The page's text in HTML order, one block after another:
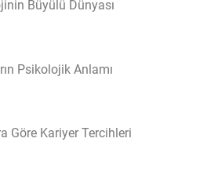
Büyülü Dünyası
Psikolojik Anlamı
Göre Kariyer Tercihleri